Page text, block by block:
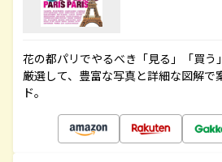
花の都パリでやるべき「見る」「買う
厳選して、豊富な写真と詳細な図解で
ド。